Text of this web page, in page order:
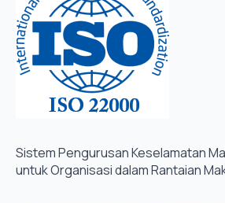
Sistem Pengurusan Keselamatan
untuk Organisasi dalam Rantaian